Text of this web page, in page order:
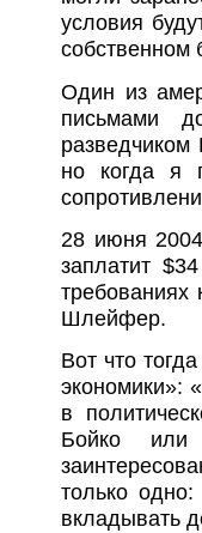
условия
собственном
Один из
письмами
но когда я
28 июня
заплатит
Шлейфер.
Вот что
экономики»:
в
Бойко или
только
вкладывать